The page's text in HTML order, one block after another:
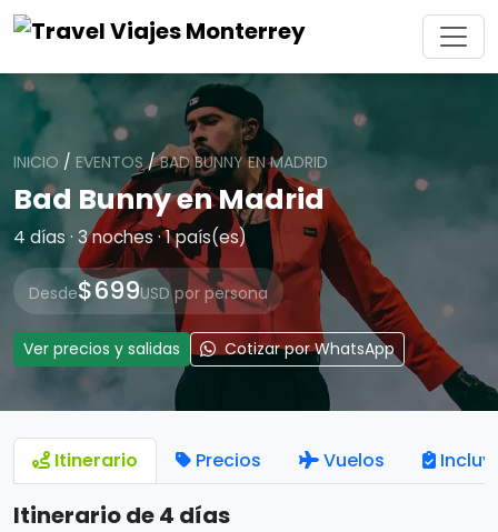
INICIO / EVENTOS/BAD BUNNY EN MADRID
Bad Bunny en Madrid
4 días · 3 noches · 1 país(es)
Desde$699USD por persona
Ver precios y salidas Cotizar por WhatsApp
Itinerario Precios Vuelos
Itinerario de 4 días